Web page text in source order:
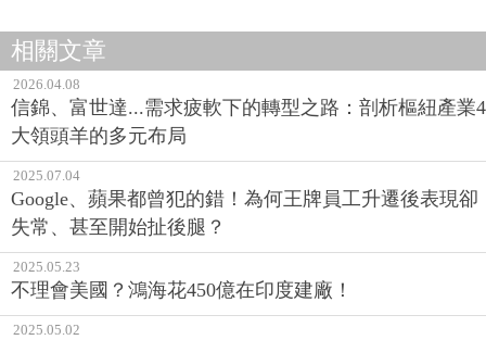
相關文章
2026.04.08
信錦、富世達...需求疲軟下的轉型之路：剖析樞紐產業4
大領頭羊的多元布局
2025.07.04
Google、蘋果都曾犯的錯！為何王牌員工升遷後表現卻
失常、甚至開始扯後腿？
2025.05.23
不理會美國？鴻海花450億在印度建廠！
2025.05.02